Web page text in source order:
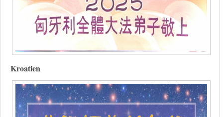
Kroatien